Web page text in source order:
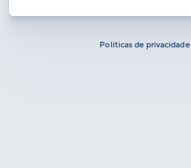
Políticas de privacidade